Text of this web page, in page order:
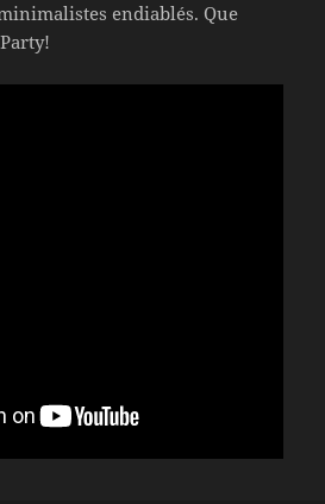
endiablés. Que